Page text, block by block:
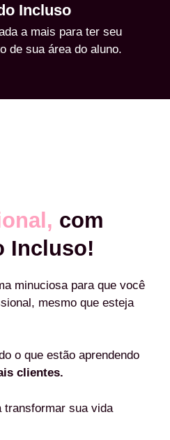
Incluso
a mais para ter seu
de sua área do aluno.
com
Incluso!
minuciosa para que você
mesmo que esteja
o que estão aprendendo
clientes.
transformar sua vida